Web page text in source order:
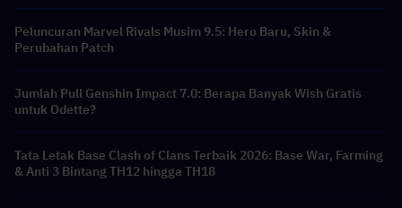
Peluncuran Marvel Rivals Musim 9.5: Hero Baru, Skin &
Perubahan Patch
Jumlah Pull Genshin Impact 7.0: Berapa Banyak Wish Gratis
untuk Odette?
Tata Letak Base Clash of Clans Terbaik 2026: Base War, Farming
& Anti 3 Bintang TH12 hingga TH18